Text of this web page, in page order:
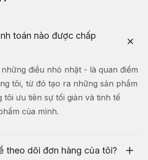
toán nào được chấp
điều nhỏ nhặt - là quan điểm
tôi, từ đó tạo ra những sản phẩm
tôi ưu tiên sự tối giản và tinh tế
của mình.
theo dõi đơn hàng của tôi?